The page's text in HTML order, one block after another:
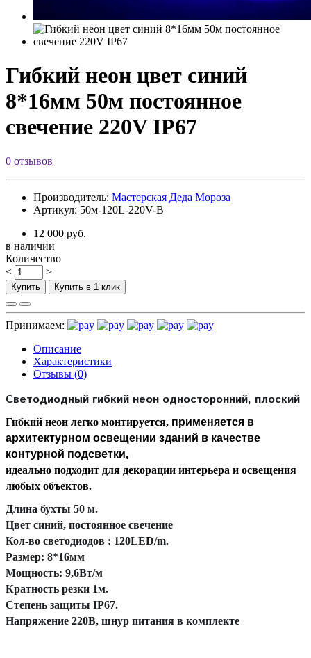
Гибкий неон цвет синий
8*16мм 50м постоянное
свечение 220V IP67
0 отзывов
Производитель: Мастерская Деда Мороза
Артикул: 50м-120L-220V-B
12 000 руб.
в наличии
Количество
<
>
Купить Купить в 1 клик
Принимаем:
Описание
Характеристики
Отзывы (0)
Светодиодный гибкий неон односторонний, плоский
Гибкий неон легко монтируется, применяется в
архитектурном освещении зданий в качестве
контурной подсветки,
идеально подходит для декорации интерьера и освещения
любых объектов.
Длина бухты 50 м.
Цвет синий, постоянное свечение
Кол-во светодиодов : 120LED/m.
Размер: 8*16мм
Мощность: 9,6Вт/м
Кратность резки 1м.
Степень защиты IP67.
Напряжение 220В, шнур питания в комплекте